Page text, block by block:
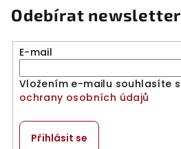
Odebírat newsletter
E-mail
Vložením e-mailu souhlasíte s
ochrany osobních údajů
Přihlásit se